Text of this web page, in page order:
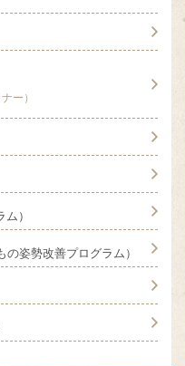
ー）
）
姿勢改善プログラム）